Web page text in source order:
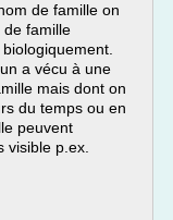
de famille on
de famille
a vécu à une
mais dont on
du temps ou en
peuvent
visible p.ex.